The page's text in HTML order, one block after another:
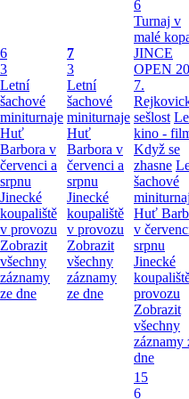
6
3
Letní
šachové
miniturnaje
Huť
Barbora v
červenci a
srpnu
Jinecké
koupaliště
v provozu
Zobrazit
všechny
záznamy
ze dne
7
3
Letní
šachové
miniturnaje
Huť
Barbora v
červenci a
srpnu
Jinecké
koupaliště
v provozu
Zobrazit
všechny
záznamy
ze dne
6
Turnaj v
malé
JINCE
OPEN
7.
sešlost
kino -
Když se
zhasne
šachové
Huť
v
srpnu
Jinecké
provozu
Zobrazit
všechny
záznamy
dne
15
6